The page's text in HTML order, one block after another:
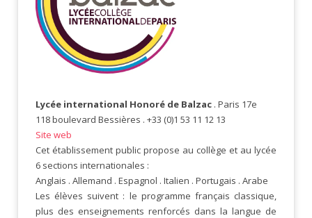
Lycée international Honoré de Balzac . Paris 17e
118 boulevard Bessières . +33 (0)1 53 11 12 13
Site web
Cet établissement public propose au collège et au lycée
6 sections internationales :
Anglais . Allemand . Espagnol . Italien . Portugais . Arabe
Les élèves suivent : le programme français classique,
plus des enseignements renforcés dans la langue de